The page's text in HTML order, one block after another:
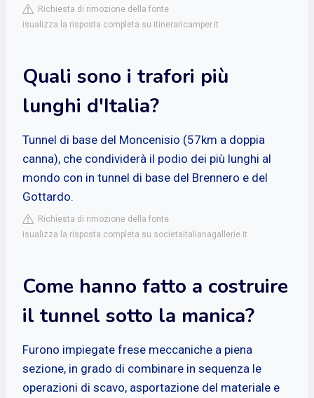
Richiesta di rimozione della fonte
isualizza la risposta completa su itineraricamper.it
Quali sono i trafori più
lunghi d'Italia?
Tunnel di base del Moncenisio (57km a doppia
canna), che condividerà il podio dei più lunghi al
mondo con in tunnel di base del Brennero e del
Gottardo.
Richiesta di rimozione della fonte
isualizza la risposta completa su societaitalianagallerie.it
Come hanno fatto a costruire
il tunnel sotto la manica?
Furono impiegate frese meccaniche a piena
sezione, in grado di combinare in sequenza le
operazioni di scavo, asportazione del materiale e